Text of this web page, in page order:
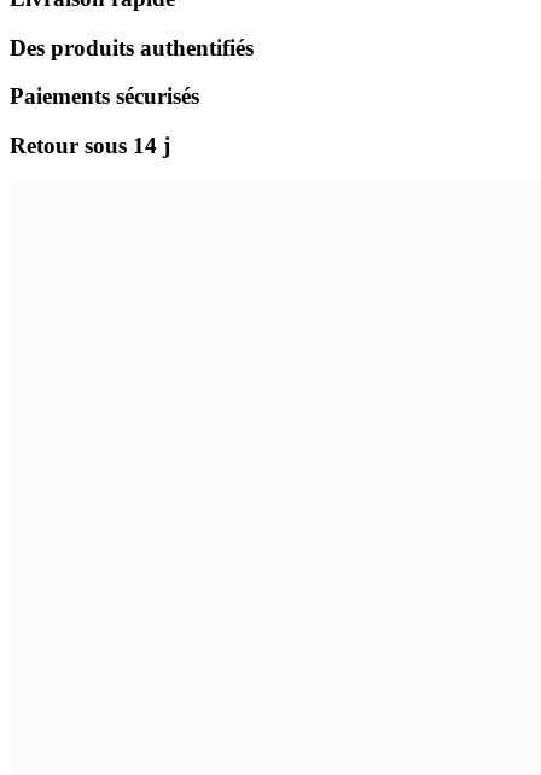
Des produits authentifiés
Paiements sécurisés
Retour sous 14 j